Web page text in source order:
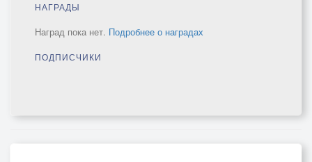
НАГРАДЫ
Наград пока нет. Подробнее о наградах
ПОДПИСЧИКИ